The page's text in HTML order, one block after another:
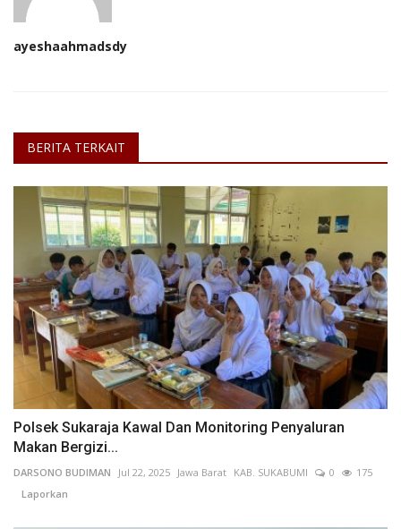
ayeshaahmadsdy
BERITA TERKAIT
Polsek Sukaraja Kawal Dan Monitoring Penyaluran
Makan Bergizi...
DARSONO BUDIMAN Jul 22, 2025 Jawa Barat KAB. SUKABUMI 0
175
Laporkan